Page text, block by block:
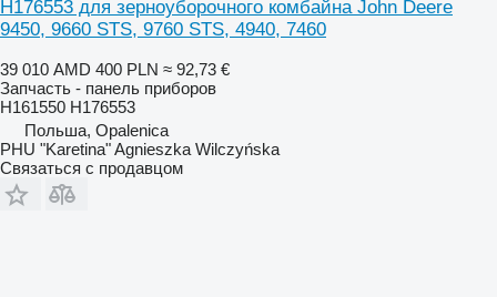
H176553 для зерноуборочного комбайна John Deere
9450, 9660 STS, 9760 STS, 4940, 7460
39 010 AMD 400 PLN ≈ 92,73 €
Запчасть - панель приборов
H161550 H176553
Польша, Opalenica
PHU "Karetina" Agnieszka Wilczyńska
Связаться с продавцом